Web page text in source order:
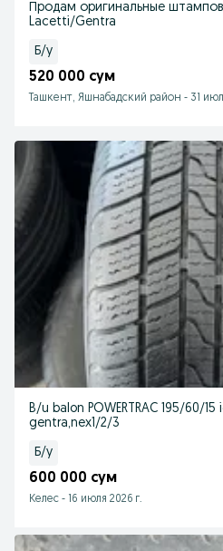
Продам оригинальные
Lacetti/Gentra
Б/у
520 000 сум
Ташкент, Яшнабадский район - 31
B/u balon POWERTRAC 195/60/
gentra,nex1/2/3
Б/у
600 000 сум
Келес - 16 июля 2026 г.